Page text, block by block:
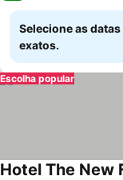
Selecione as
exatos.
Escolha popular
Hotel The New